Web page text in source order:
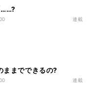
……?
連載
ままでできるの?
連載